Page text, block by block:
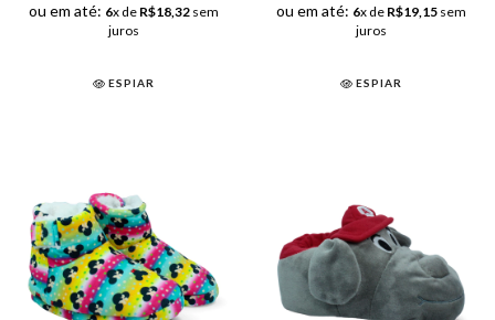
ou em até: 6x de R$18,32 sem
juros
ESPIAR
ou em até: 6x de R$19,15 sem
juros
ESPIAR